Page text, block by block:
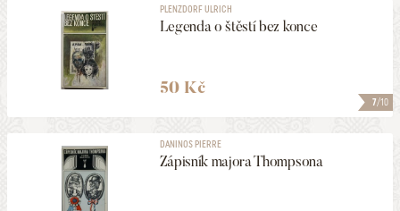
7/10
PLENZDORF ULRICH
Legenda o štěstí bez konce
50 Kč
DANINOS PIERRE
Zápisník majora Thompsona